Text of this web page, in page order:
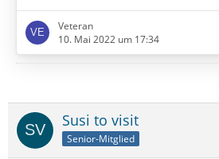
Dazu ist es aber erforderlich, die '
Schritten' zu aktivieren:[box]
gelangen, zusätzlich absichern.
Bestätigung in zwei Schritten
erfolgt die Anmeldung in Ihrem
Schritten."
Veteran
10. Mai 2022 um 17:34
Susi to visit
Senior-Mitglied